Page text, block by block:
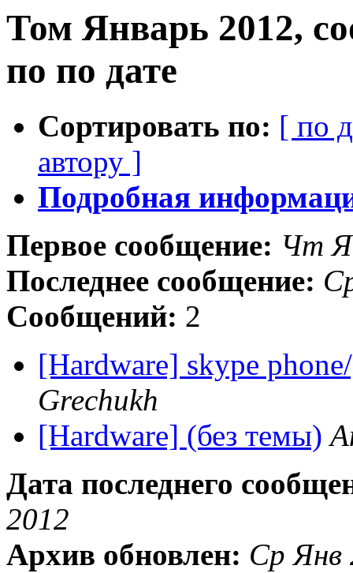
Том Январь 2012,
по по дате
Сортировать по: [ по
автору ]
Подробная
Первое сообщение: Чт
Последнее сообщение:
Сообщений: 2
[Hardware] skype
Grechukh
[Hardware] (без темы)
Дата последнего
2012
Архив обновлен: Ср Янв